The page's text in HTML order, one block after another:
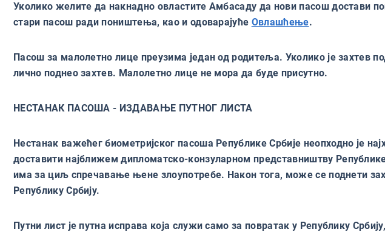
Уколико желите да накнадно овластите Амбасаду да нови пасош
стари пасош ради поништења, као и одоварајуће Овлашћење.
Пасош за малолетно лице преузима један од родитеља. Уколико је захтев
лично поднео захтев. Малолетно лице не мора да буде присутно.
НЕСТАНАК ПАСОША - ИЗДАВАЊЕ ПУТНОГ ЛИСТА
Нестанак важећег биометријског пасоша Републике Србије неопходно је
доставити најближем дипломатско-конзуларном представништву
има за циљ спречавање њене злоупотребе. Након тога, може се поднети
Републику Србију.
Путни лист је путна исправа која служи само за повратак у Републику